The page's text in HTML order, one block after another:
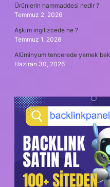
Ürünlerin hammaddesi nedir ?
Temmuz 2, 2026
Aşkım ingilizcede ne ?
Temmuz 1, 2026
Alüminyum tencerede yemek
Haziran 30, 2026